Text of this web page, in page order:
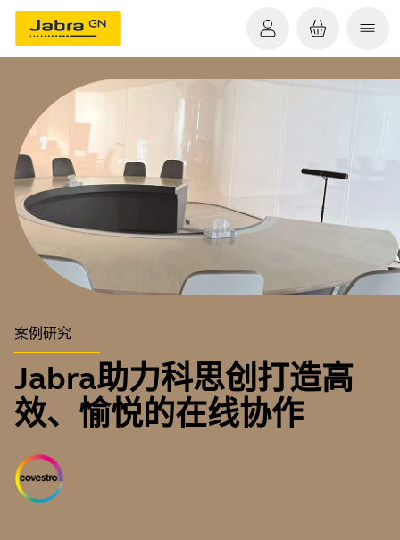
案例研究
Jabra助力科思创打造高
效、愉悦的在线协作